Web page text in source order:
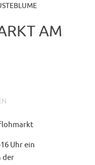
AM
Uhr ein
der